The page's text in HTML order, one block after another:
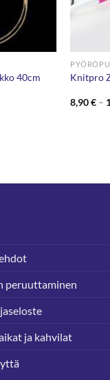
40cm Knitpro
8,90€ –
peruuttaminen
ja kahvilat